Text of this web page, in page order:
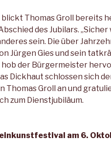
Thomas Groll bereits
des Jubilars. „Sicher
sein. Die über
Jürgen Gies und sein
hob der Bürgermeister
Dickhaut schlossen sich
Thomas Groll an und
zum Dienstjubiläum.
am 6.